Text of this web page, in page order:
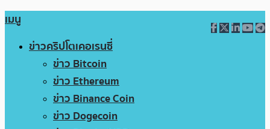
เมนู
ข่าวคริปโตเคอเรนซี่
ข่าว Bitcoin
ข่าว Ethereum
ข่าว Binance Coin
ข่าว Dogecoin